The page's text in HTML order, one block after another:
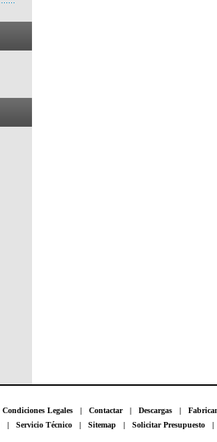
Condiciones Legales | Contactar| Descargas |
| Servicio Técnico | Sitemap | Solicitar Presupuesto